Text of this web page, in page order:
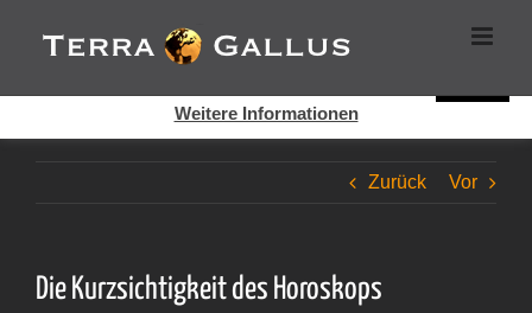
Inhalt
springen
Zurück Vor
Die Kurzsichtigkeit des Horoskops
Cookies helfen auf auf dieser Seite bei der Bereitstellung der
Dienste. Durch die Nutzung dieser Webseite erklären Sie sich
Weitere Informationen